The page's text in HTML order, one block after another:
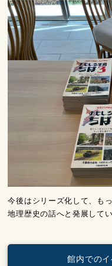
今後はシリーズ化して、も
地理歴史の話へと発展して
館内での